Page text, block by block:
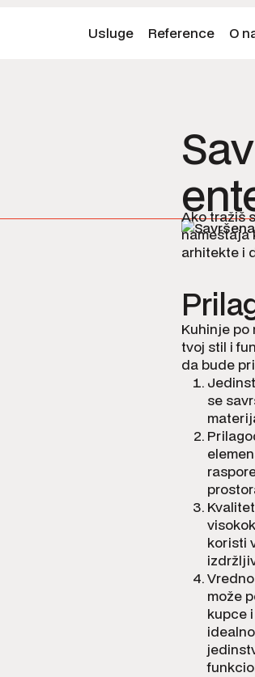
Usluge Reference O
Ako tražiš
nameštaja
arhitekte i
Kuhinje
tvoj stil i
da bude
se
koristi
može
kupce